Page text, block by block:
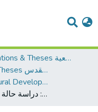
& Collections
All of DSpace
Dissertations & Theses الرسائل الجامعية
AQU Master Theses الرسائل الجامعية الخاصة بجامعة القدس
Sustainable Rural Development التنمية الريفية المستدامة
المتابعة والتقييم في برامج استصلاح الأراضي في الضفة الغربية: دراسة حالة محافظة الخليل